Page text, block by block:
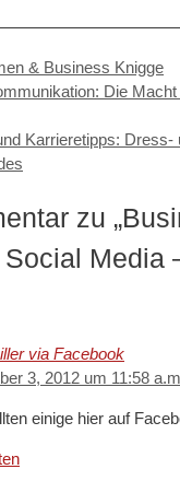
& Business Knigge
Die
Karrieretipps: Dress-
zu
Media
via Facebook
3, 2012 um 11:58
einige hier auf